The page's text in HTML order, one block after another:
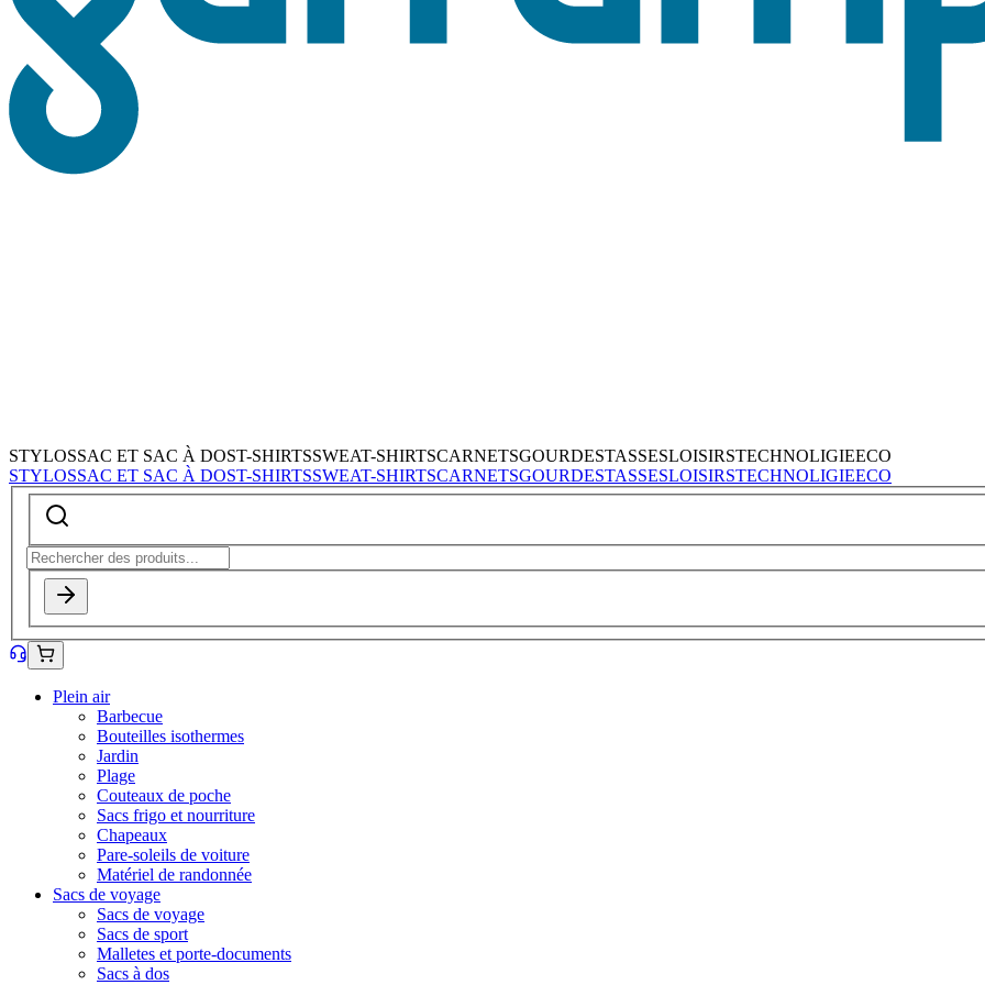
STYLOSSAC ET SAC À DOST-SHIRTSSWEAT-SHIRTSCARNETSGOURDESTASSESLOISIRSTECHNOLIGIEECO
STYLOSSAC ET SAC À DOST-SHIRTSSWEAT-SHIRTSCARNETSGOURDESTASSESLOISIRSTECHNOLIGIEECO
Plein air
Barbecue
Bouteilles isothermes
Jardin
Plage
Couteaux de poche
Sacs frigo et nourriture
Chapeaux
Pare-soleils de voiture
Matériel de randonnée
Sacs de voyage
Sacs de voyage
Sacs de sport
Malletes et porte-documents
Sacs à dos